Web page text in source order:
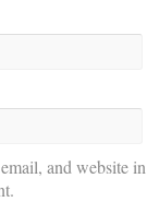
and website